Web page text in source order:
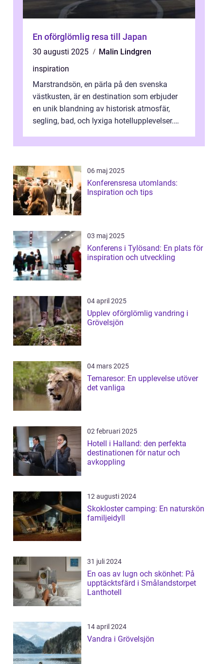
En oförglömlig resa till Japan
30 augusti 2025
Malin Lindgren
inspiration
Marstrandsön, en pärla på den svenska
västkusten, är en destination som erbjuder
en unik blandning av historisk atmosfär,
segling, bad, och lyxiga hotellupplevelser.
06 maj 2025
Konferensresa utomlands:
Inspiration och tips
03 maj 2025
Konferens i Tylösand: En plats för
inspiration och utveckling
04 april 2025
Upplev oförglömlig vandring i
Grövelsjön
04 mars 2025
Temaresor: En upplevelse utöver
det vanliga
02 februari 2025
Hotell i Halland: den perfekta
destinationen för natur och
avkoppling
12 augusti 2024
Skokloster camping: En naturskön
familjeidyll
31 juli 2024
En oas av lugn och skönhet: På
upptäcktsfärd i Smålandstorpet
Lanthotell
14 april 2024
Vandra i Grövelsjön